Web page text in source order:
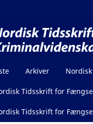
Arkiver
Tidsskrift for
Tidsskrift for